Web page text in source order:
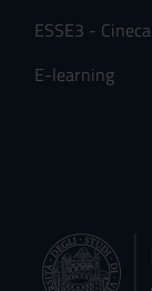
ESSE3 - Cineca
E-learning